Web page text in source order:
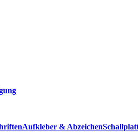
Aufkleber & Abzeichen